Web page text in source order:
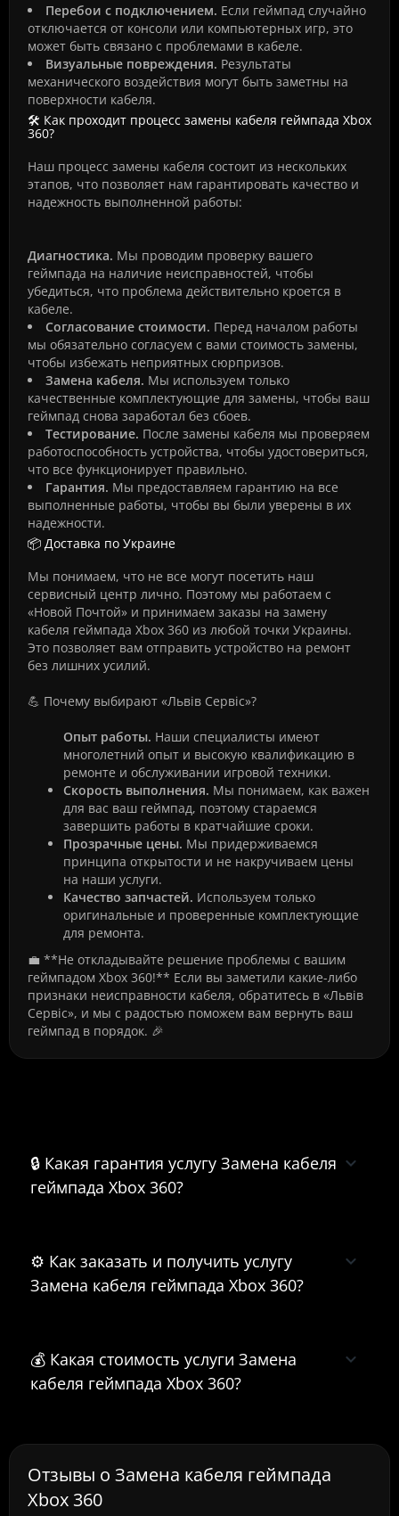
Перебои с подключением. Если геймпад случайно
отключается от консоли или компьютерных игр, это
может быть связано с проблемами в кабеле.
Визуальные повреждения. Результаты
механического воздействия могут быть заметны на
поверхности кабеля.
🛠️ Как проходит процесс замены кабеля геймпада Xbox
360?
Наш процесс замены кабеля состоит из нескольких
этапов, что позволяет нам гарантировать качество и
надежность выполненной работы:
Диагностика. Мы проводим проверку вашего
геймпада на наличие неисправностей, чтобы
убедиться, что проблема действительно кроется в
кабеле.
Согласование стоимости. Перед началом работы
мы обязательно согласуем с вами стоимость замены,
чтобы избежать неприятных сюрпризов.
Замена кабеля. Мы используем только
качественные комплектующие для замены, чтобы ваш
геймпад снова заработал без сбоев.
Тестирование. После замены кабеля мы проверяем
работоспособность устройства, чтобы удостовериться,
что все функционирует правильно.
Гарантия. Мы предоставляем гарантию на все
выполненные работы, чтобы вы были уверены в их
надежности.
📦 Доставка по Украине
Мы понимаем, что не все могут посетить наш
сервисный центр лично. Поэтому мы работаем с
«Новой Почтой» и принимаем заказы на замену
кабеля геймпада Xbox 360 из любой точки Украины.
Это позволяет вам отправить устройство на ремонт
без лишних усилий.
💪 Почему выбирают «Львів Сервіс»?
Опыт работы. Наши специалисты имеют
многолетний опыт и высокую квалификацию в
ремонте и обслуживании игровой техники.
Скорость выполнения. Мы понимаем, как важен
для вас ваш геймпад, поэтому стараемся
завершить работы в кратчайшие сроки.
Прозрачные цены. Мы придерживаемся
принципа открытости и не накручиваем цены
на наши услуги.
Качество запчастей. Используем только
оригинальные и проверенные комплектующие
для ремонта.
💼 **Не откладывайте решение проблемы с вашим
геймпадом Xbox 360!** Если вы заметили какие-либо
признаки неисправности кабеля, обратитесь в «Львів
Сервіс», и мы с радостью поможем вам вернуть ваш
геймпад в порядок. 🎉
🔒 Какая гарантия услугу Замена кабеля
геймпада Xbox 360?
⚙️ Как заказать и получить услугу
Замена кабеля геймпада Xbox 360?
💰 Какая стоимость услуги Замена
кабеля геймпада Xbox 360?
Отзывы о Замена кабеля геймпада
Xbox 360